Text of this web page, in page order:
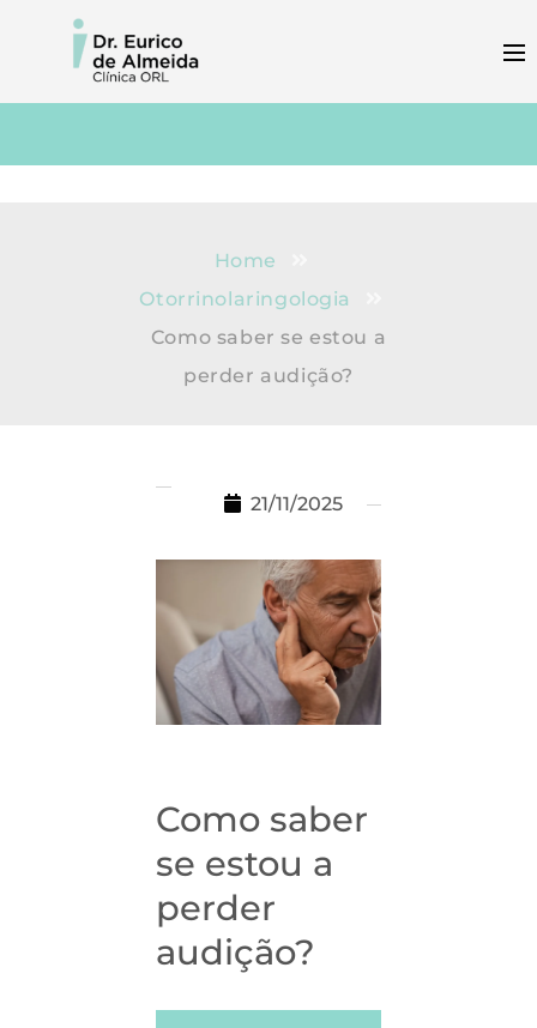
Home
Otorrinolaringologia
Como saber se estou a
perder audição?
21/11/2025
Como saber
se estou a
perder
audição?